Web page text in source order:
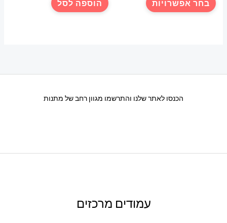
עדבחר אפשרויות הוספה לסל
הכנסו לאתר שלנו והתרשמו מגוון רחב של מתנות
עמודים מרכזים